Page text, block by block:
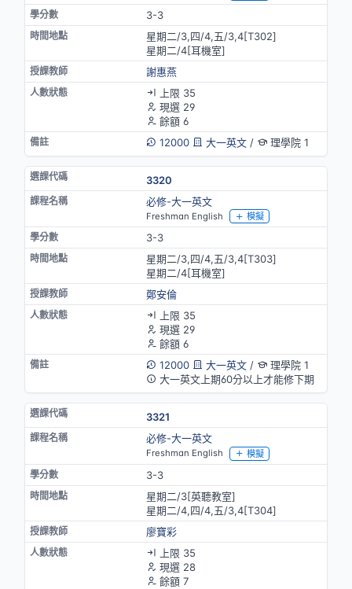
3-3
星期二/3,四/4,五/3,4[T302]
星期二/4[耳機室]
謝惠燕
上限 35
現選 29
餘額 6
12000
大一英文/ 理學院 1
3320
必修-大一英文
Freshman English 模擬
3-3
星期二/3,四/4,五/3,4[T303]
星期二/4[耳機室]
鄭安倫
上限 35
現選 29
餘額 6
12000
大一英文/
理學院 1
大一英文上期60分以上才能修下期
3321
必修-大一英文
Freshman English 模擬
3-3
星期二/3[英聽教室]
星期二/4,四/4,五/3,4[T304]
廖寶彩
上限 35
現選 28
餘額 7